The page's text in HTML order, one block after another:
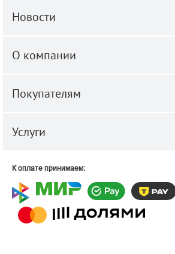
Новости
О компании
Покупателям
Услуги
К оплате принимаем: